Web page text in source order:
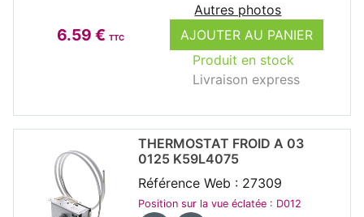
6.59 € TTC
AJOUTER AU PANIER
Produit en stock
Livraison express
Autres photos
THERMOSTAT FROID A 03
0125 K59L4075
Référence Web : 27309
Position sur la vue éclatée : D012